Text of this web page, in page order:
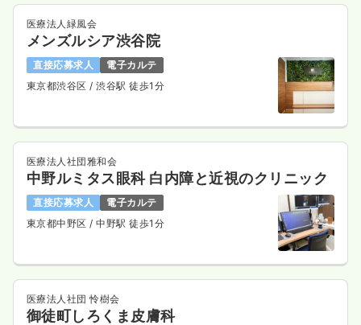
医療法人緑風会
メンズルシア渋谷院
直接応募求人
電子カルテ
東京都渋谷区/ 渋谷駅 徒歩1分
医療法人社団雅和会
中野ルミタス眼科 白内障と近視のクリニック
直接応募求人
電子カルテ
東京都中野区/ 中野駅 徒歩1分
医療法人社団 怜樹会
御徒町しろくま皮膚科